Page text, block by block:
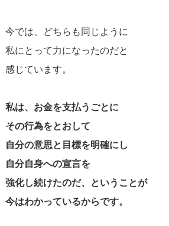
今では、どちらも同じように
私にとって力になったのだと
感じています。
私は、お金を支払うごとに
その行為をとおして
自分の意思と目標を明確にし
自分自身への宣言を
強化し続けたのだ、ということが
今はわかっているからです。